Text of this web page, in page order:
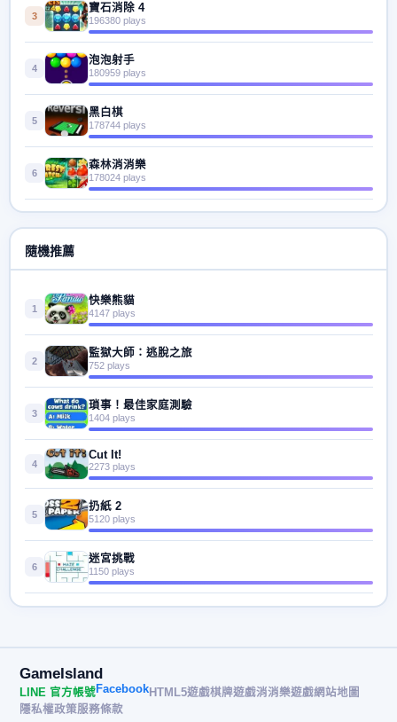
3
寶石消除 4
196380 plays
4
泡泡射手
180959 plays
5
黑白棋
178744 plays
6
森林消消樂
178024 plays
隨機推薦
1
快樂熊貓
4147 plays
2
監獄大師：逃脫之旅
752 plays
3
瑣事！最佳家庭測驗
1404 plays
4
Cut It!
2273 plays
5
扔紙 2
5120 plays
6
迷宮挑戰
1150 plays
GameIsland
LINE 官方帳號FacebookHTML5遊戲棋牌遊戲消消樂遊戲網站地圖
隱私權政策服務條款